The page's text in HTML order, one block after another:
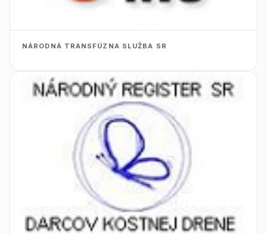
NÁRODNÁ TRANSFÚZNA SLUŽBA SR